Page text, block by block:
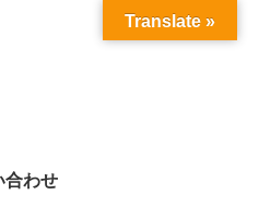
合わせ
Translate »